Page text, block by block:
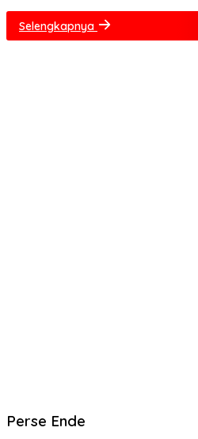
Selengkapnya
Perse Ende